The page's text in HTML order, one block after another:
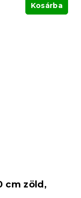
Kosárba
cm zöld,